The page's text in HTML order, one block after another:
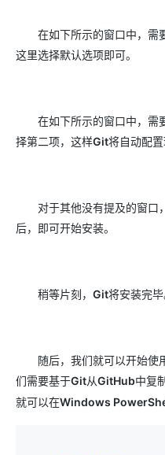
在如下所示的窗口中，需要
这里选择默认选项即可。
在如下所示的窗口中，需
择第二项，这样Git将自动配置
对于其他没有提及的窗口
后，即可开始安装。
稍等片刻， Git将安装完毕
随后，我们就可以开始使
们需要基于Git从GitHub中复
就可以在Windows